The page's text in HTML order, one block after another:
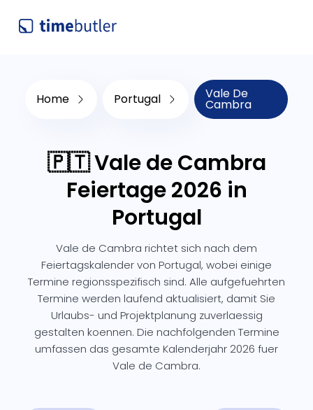
Home Portugal Vale De
Cambra
🇵🇹 Vale de Cambra
Feiertage 2026 in
Portugal
Vale de Cambra richtet sich nach dem
Feiertagskalender von Portugal, wobei einige
Termine regionsspezifisch sind. Alle aufgefuehrten
Termine werden laufend aktualisiert, damit Sie
Urlaubs- und Projektplanung zuverlaessig
gestalten koennen. Die nachfolgenden Termine
umfassen das gesamte Kalenderjahr 2026 fuer
Vale de Cambra.